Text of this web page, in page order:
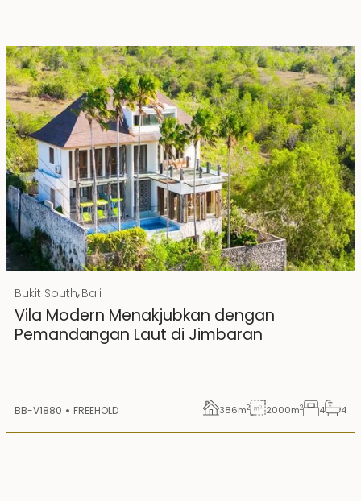
Rp 20000000000 IDR
Hak Milik
Bukit South,Bali
Vila Modern Menakjubkan dengan
Pemandangan Laut di Jimbaran
BB-V1880 FREEHOLD 386m2 2000m2 4 4